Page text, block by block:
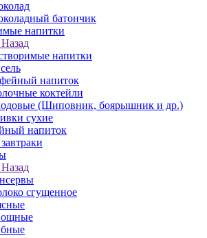
батончик
напитки
Назад
напитки
напиток
коктейли
(Шиповник, боярышник и др.)
сухие
напиток
Назад
сгущенное